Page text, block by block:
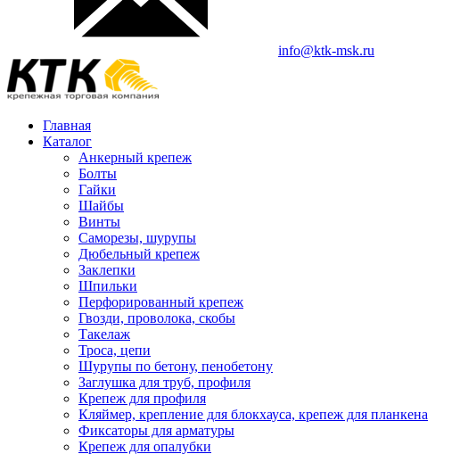
info@ktk-msk.ru
Главная
Каталог
Анкерный крепеж
Болты
Гайки
Шайбы
Винты
Саморезы, шурупы
Дюбельный крепеж
Заклепки
Шпильки
Перфорированный крепеж
Гвозди, проволока, скобы
Такелаж
Троса, цепи
Шурупы по бетону, пенобетону
Заглушка для труб, профиля
Крепеж для профиля
Кляймер, крепление для блокхауса, крепеж для планкена
Фиксаторы для арматуры
Крепеж для опалубки